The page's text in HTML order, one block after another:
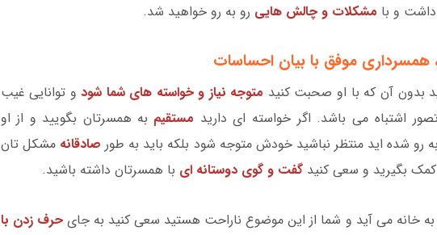
و با مشکلات و چالش هایی رو به رو خواهید شد.
بدون آن که با او صحبت کنید متوجه نیاز و خواسته های شما شود و توانایی غیب
اشتباه می باشد. اگر خواسته ای دارید مستقیم به همسرتان بگویید و از او
رو شده اید منتظر نباشید خودش متوجه شود بلکه باید به طور صادقانه مشکل تان
کمک بگیرید و سعی کنید گفت و گوی دوستانه ای با همسرتان داشته باشید.
به خانه می آید و شما از این موضوع ناراحت هستید سعی کنید به جای حرف زدن با